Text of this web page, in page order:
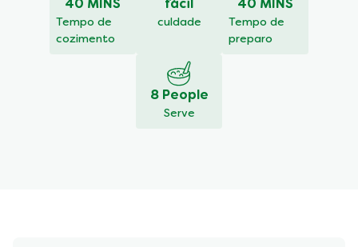
40 MINS
Tempo de
cozimento
fácil
culdade
40 MINS
Tempo de
preparo
8 People
Serve